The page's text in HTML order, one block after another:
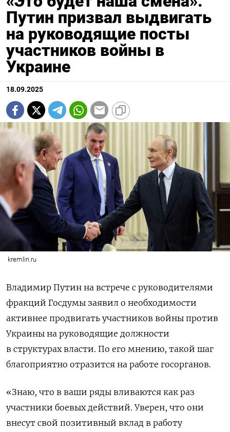
Путин призвал выдвигать
на руководящие посты
участников войны в
Украине
18.09.2025
kremlin.ru
Владимир Путин на встрече с руководителями
фракций Госдумы заявил о необходимости
активнее продвигать участников войны против
Украины на руководящие должности
в структурах власти. По его мнению, такой шаг
благоприятно отразится на работе госорганов.
«Знаю, что в ваши ряды вливаются как раз
участники боевых действий. Уверен, что они
внесут свой позитивный вклад в работу